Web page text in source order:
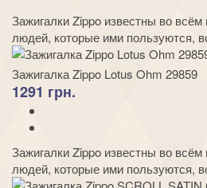
Зажигалки Zippo известны во
людей, которые ими пользуются,
Зажигалка Zippo Lotus Ohm 29859
1291 грн.
Зажигалки Zippo известны во
людей, которые ими пользуются,